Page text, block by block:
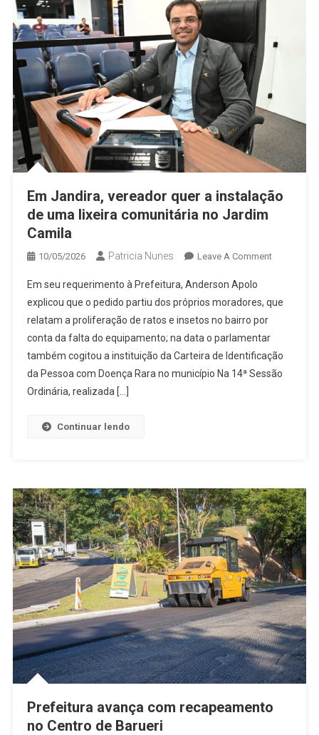
Em Jandira, vereador quer a instalação
de uma lixeira comunitária no Jardim
Camila
10/05/2026 Patricia Nunes Leave A CommentOn
Vereador
Instalação
De
Em seu requerimento à Prefeitura, Anderson Apolo
explicou que o pedido partiu dos próprios moradores, que
relatam a proliferação de ratos e insetos no bairro por
conta da falta do equipamento; na data o parlamentar
também cogitou a instituição da Carteira de Identificação
da Pessoa com Doença Rara no município Na 14ª Sessão
Ordinária, realizada […]
Continuar lendo
Prefeitura avança com recapeamento
no Centro de Barueri